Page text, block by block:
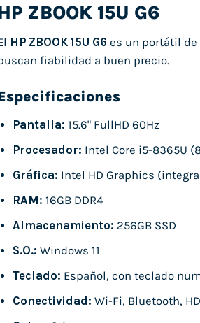
ZBOOK 15U G6
HP ZBOOK 15U G6 es un portátil de
fiabilidad a buen precio.
Pantalla: 15.6" FullHD 60Hz
Procesador: Intel Core i5-8365U
Gráfica: Intel HD Graphics
RAM: 16GB DDR4
Almacenamiento: 256GB SSD
S.O.: Windows 11
Teclado: Español, con teclado
Conectividad: Wi-Fi, Bluetooth,